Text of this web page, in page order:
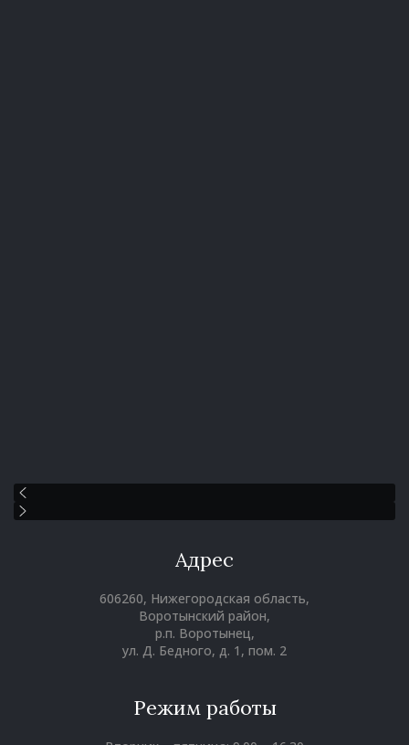
Адрес
606260, Нижегородская область,
Воротынский район,
р.п. Воротынец,
ул. Д. Бедного, д. 1, пом. 2
Режим работы